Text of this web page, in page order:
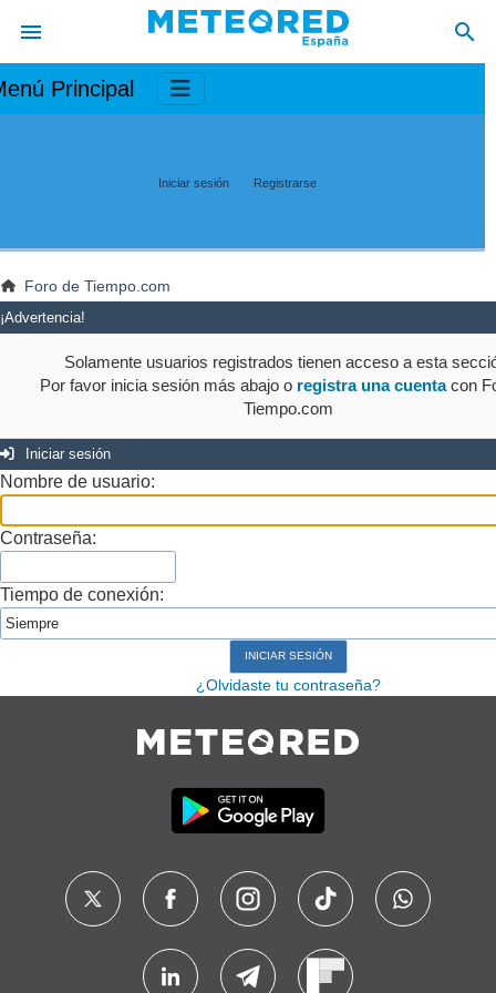
Principal
Iniciar sesión Registrarse
Foro de Tiempo.com
¡Advertencia!
Solamente usuarios registrados tienen acceso a esta
Por favor inicia sesión más abajo o registra una cuentacon
Tiempo.com
Iniciar sesión
Nombre de usuario:
Contraseña:
Tiempo de conexión:
¿Olvidaste tu contraseña?